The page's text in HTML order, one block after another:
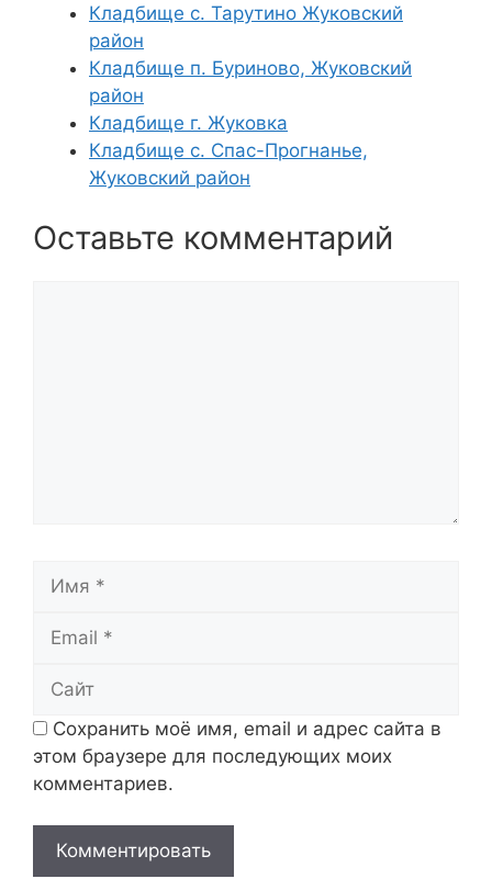
Кладбище с. Тарутино Жуковский
район
Кладбище п. Буриново, Жуковский
район
Кладбище г. Жуковка
Кладбище с. Спас-Прогнанье,
Жуковский район
Оставьте комментарий
Сохранить моё имя, email и адрес сайта в
этом браузере для последующих моих
комментариев.